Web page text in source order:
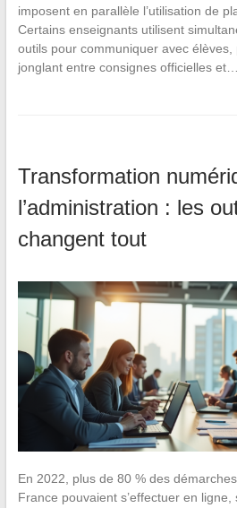
imposent en parallèle l’utilisation de
Certains enseignants utilisent
outils pour communiquer avec élèves,
jonglant entre consignes officielles et…
Transformation
l’administration : les
changent tout
En 2022, plus de 80 % des
France pouvaient s’effectuer en ligne,